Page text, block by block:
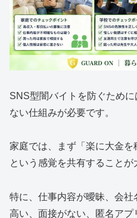
SNS型闇バイトを防ぐため
ない仕組みが必要です。
家庭では、まず「楽に大金を
という感覚を共有することが
特に、仕事内容が曖昧、会
高い、面接がない、匿名ア